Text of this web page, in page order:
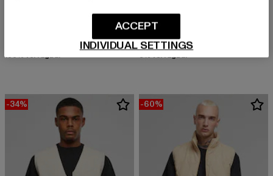
URBAN CLASSICS
Derzeitiger Preis: 28,20 EUR
100% verfügbar
URBAN CLASSICS
Cord
49,50 EUR
Derzeitiger Preis: 49,50 EUR
6% verfügbar
-34% -60%
INDIVIDUAL SETTINGS
ACCEPT